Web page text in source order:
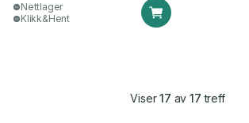
Nettlager
Klikk&Hent
Viser17 av 17 treff